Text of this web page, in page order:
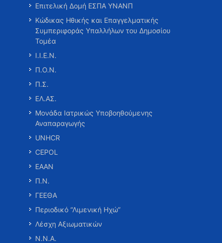
Επιτελική Δομή ΕΣΠΑ ΥΝΑΝΠ
Κώδικας Ηθικής και Επαγγελματικής
Συμπεριφοράς Υπαλλήλων του Δημοσίου
Τομέα
Ι.Ι.Ε.Ν.
Π.Ο.Ν.
Π.Σ.
ΕΛ.ΑΣ.
Μονάδα Ιατρικώς Υποβοηθούμενης
Αναπαραγωγής
UNHCR
CEPOL
ΕΑΑΝ
Π.Ν.
ΓΕΕΘΑ
Περιοδικό “Λιμενική Ηχώ”
Λέσχη Αξιωματικών
Ν.Ν.Α.